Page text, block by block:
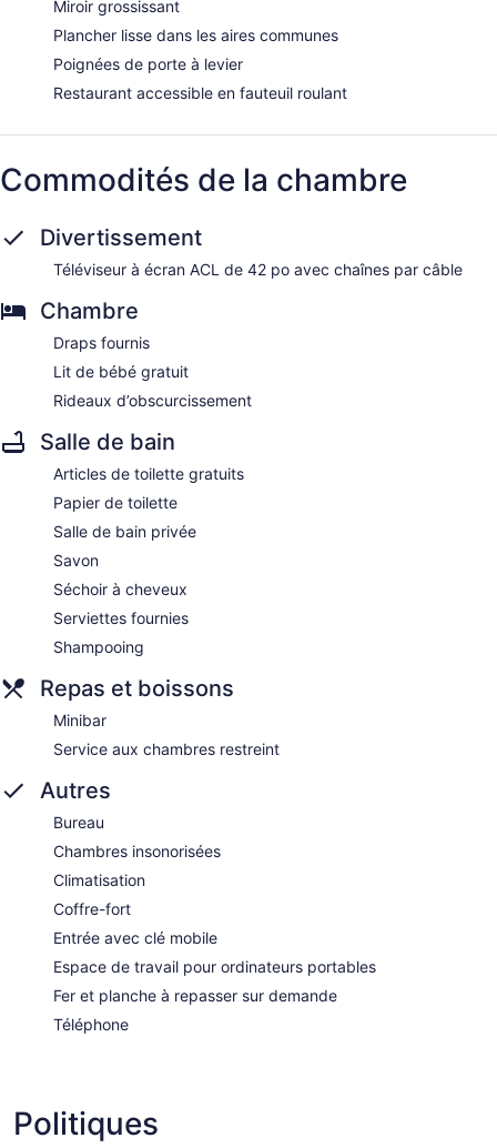
Miroir grossissant
Plancher lisse dans les aires communes
Poignées de porte à levier
Restaurant accessible en fauteuil roulant
Commodités de la chambre
Divertissement
Téléviseur à écran ACL de 42 po avec chaînes par câble
Chambre
Draps fournis
Lit de bébé gratuit
Rideaux d’obscurcissement
Salle de bain
Articles de toilette gratuits
Papier de toilette
Salle de bain privée
Savon
Séchoir à cheveux
Serviettes fournies
Shampooing
Repas et boissons
Minibar
Service aux chambres restreint
Autres
Bureau
Chambres insonorisées
Climatisation
Coffre-fort
Entrée avec clé mobile
Espace de travail pour ordinateurs portables
Fer et planche à repasser sur demande
Téléphone
Politiques